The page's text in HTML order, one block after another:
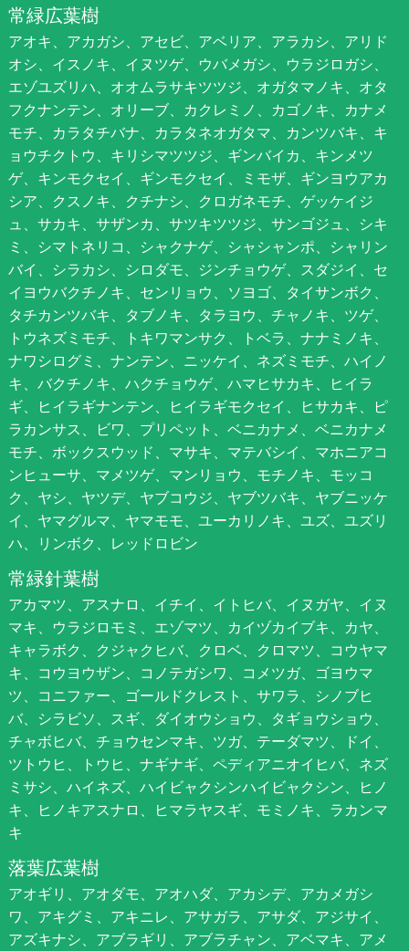
常緑広葉樹
アオキ、アカガシ、アセビ、アベリア、アラカシ、アリド
オシ、イスノキ、イヌツゲ、ウバメガシ、ウラジロガシ、
エゾユズリハ、オオムラサキツツジ、オガタマノキ、オタ
フクナンテン、オリーブ、カクレミノ、カゴノキ、カナメ
モチ、カラタチバナ、カラタネオガタマ、カンツバキ、キ
ョウチクトウ、キリシマツツジ、ギンバイカ、キンメツ
ゲ、キンモクセイ、ギンモクセイ、ミモザ、ギンヨウアカ
シア、クスノキ、クチナシ、クロガネモチ、ゲッケイジ
ュ、サカキ、サザンカ、サツキツツジ、サンゴジュ、シキ
ミ、シマトネリコ、シャクナゲ、シャシャンポ、シャリン
バイ、シラカシ、シロダモ、ジンチョウゲ、スダジイ、セ
イヨウバクチノキ、センリョウ、ソヨゴ、タイサンボク、
タチカンツバキ、タブノキ、タラヨウ、チャノキ、ツゲ、
トウネズミモチ、トキワマンサク、トベラ、ナナミノキ、
ナワシログミ、ナンテン、ニッケイ、ネズミモチ、ハイノ
キ、バクチノキ、ハクチョウゲ、ハマヒサカキ、ヒイラ
ギ、ヒイラギナンテン、ヒイラギモクセイ、ヒサカキ、ピ
ラカンサス、ビワ、プリペット、ベニカナメ、ベニカナメ
モチ、ボックスウッド、マサキ、マテバシイ、マホニアコ
ンヒューサ、マメツゲ、マンリョウ、モチノキ、モッコ
ク、ヤシ、ヤツデ、ヤブコウジ、ヤブツバキ、ヤブニッケ
イ、ヤマグルマ、ヤマモモ、ユーカリノキ、ユズ、ユズリ
ハ、リンボク、レッドロビン
常緑針葉樹
アカマツ、アスナロ、イチイ、イトヒバ、イヌガヤ、イヌ
マキ、ウラジロモミ、エゾマツ、カイヅカイブキ、カヤ、
キャラボク、クジャクヒバ、クロベ、クロマツ、コウヤマ
キ、コウヨウザン、コノテガシワ、コメツガ、ゴヨウマ
ツ、コニファー、ゴールドクレスト、サワラ、シノブヒ
バ、シラビソ、スギ、ダイオウショウ、タギョウショウ、
チャボヒバ、チョウセンマキ、ツガ、テーダマツ、ドイ、
ツトウヒ、トウヒ、ナギナギ、ペディアニオイヒバ、ネズ
ミサシ、ハイネズ、ハイビャクシンハイビャクシン、ヒノ
キ、ヒノキアスナロ、ヒマラヤスギ、モミノキ、ラカンマ
キ
落葉広葉樹
アオギリ、アオダモ、アオハダ、アカシデ、アカメガシ
ワ、アキグミ、アキニレ、アサガラ、アサダ、アジサイ、
アズキナシ、アブラギリ、アブラチャン、アベマキ、アメ